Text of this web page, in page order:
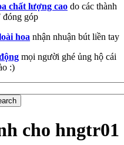
chất lượng cao do các thành
góp
hoa nhận nhuận bút liền tay
mọi người ghé ủng hộ cái
:)
cho hngtr01